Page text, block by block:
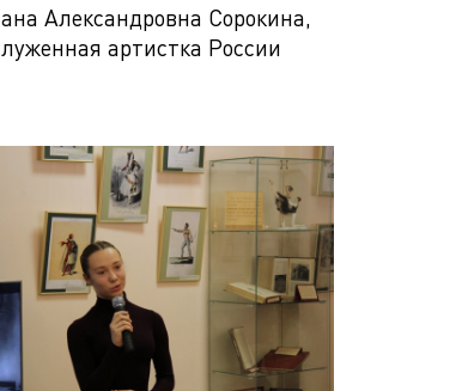
Александровна Сорокина,
артистка России